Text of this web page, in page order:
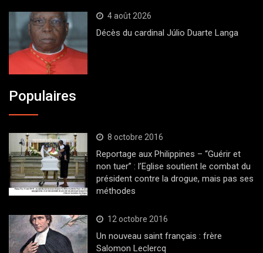
4 août 2026
Décès du cardinal Júlio Duarte Langa
Populaires
8 octobre 2016
Reportage aux Philippines – “Guérir et
non tuer” : l’Eglise soutient le combat du
président contre la drogue, mais pas ses
méthodes
12 octobre 2016
Un nouveau saint français : frère
Salomon Leclercq